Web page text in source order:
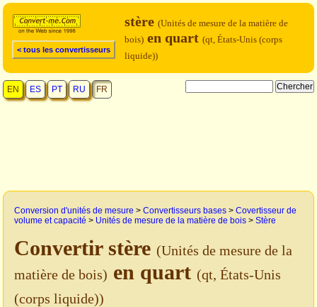
< tous les convertisseurs
stère (Unités de mesure de la matière de
bois) en quart (qt, États-Unis (corps
liquide))
EN ES PT RU FR
Conversion d'unités de mesure > Convertisseurs bases > Covertisseur de
volume et capacité > Unités de mesure de la matière de bois > Stère
Convertir stère (Unités de mesure de la
matière de bois) en quart (qt, États-Unis
(corps liquide))